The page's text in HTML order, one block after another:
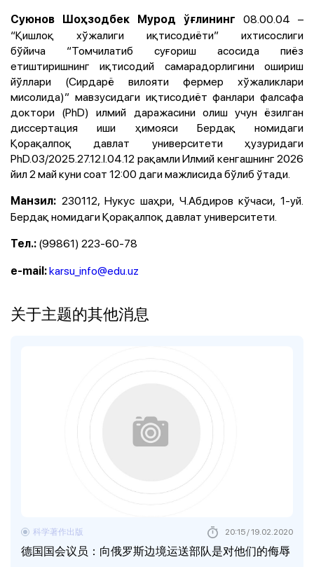
Суюнов Шоҳзодбек Мурод ўғлининг
08.00.04 –
“Қишлоқ хўжалиги иқтисодиёти” ихтисослиги
бўйича “Томчилатиб суғориш асосида пиёз
етиштиришнинг иқтисодий самарадорлигини ошириш
йўллари (Сирдарё вилояти фермер хўжаликлари
мисолида)” мавзусидаги иқтисодиёт фанлари фалсафа
доктори (PhD) илмий даражасини олиш учун ёзилган
диссертация иши ҳимояси Бердақ номидаги
Қорақалпоқдавлат университети ҳузуридаги
PhD.03/2025.27.12.I.04.12 рақамли Илмий кенгашнинг 2026
йил 2 май куни соат 12:00 даги мажлисида бўлиб ўтади.
Манзил: 230112, Нукус шаҳри, Ч.Aбдиров кўчаси, 1-уй.
Бердақ номидаги Қорақалпоқ давлат университети.
Тел.: (99861) 223-60-78
e-mail:karsu_info@edu.uz
关于主题的其他消息
德国国会议员：向俄罗斯边境运送部队是对他们的侮辱
科学著作出版 20:15 / 19.02.2020